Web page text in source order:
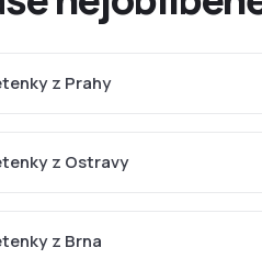
z Prahy
z Ostravy
z Brna